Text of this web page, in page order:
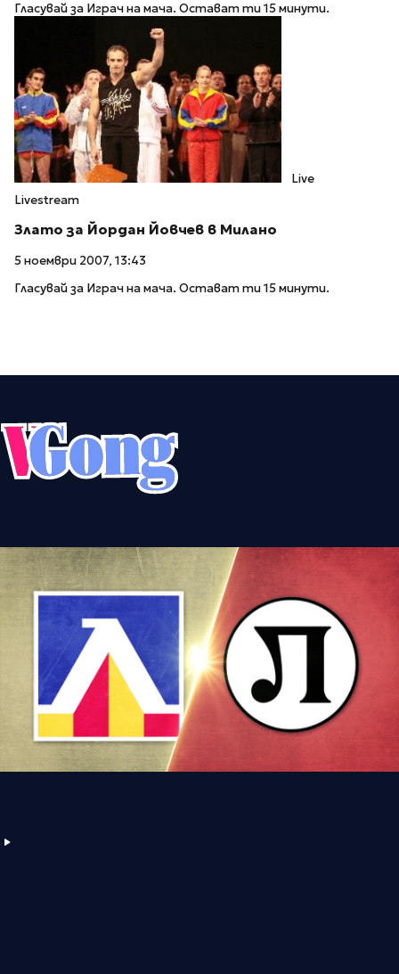
Гласувай за Играч на мача. Остават ти 15 минути.
Live
Livestream
Злато за Йордан Йовчев в Милано
5 ноември 2007, 13:43
Гласувай за Играч на мача. Остават ти 15 минути.